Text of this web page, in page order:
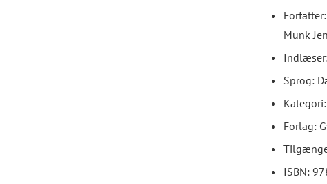
Munk
Sprog:
Forlag:
ISBN: